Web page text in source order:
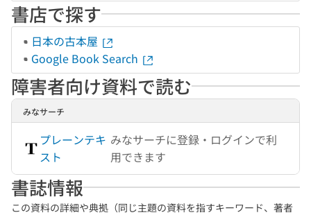
書店で探す
日本の古本屋
Google Book Search
障害者向け資料で読む
みなサーチ
プレーンテキ
スト
みなサーチに登録・ログインで利
用できます
書誌情報
この資料の詳細や典拠（同じ主題の資料を指すキーワード、著者